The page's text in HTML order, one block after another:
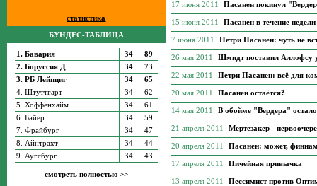
статистика
БУНДЕС-ТАБЛИЦА
1. Бавария 34
89
2. Боруссия Д
34
73
3. РБ Лейпциг
34
65
4. Штуттгарт
34
62
5. Хоффенхайм
34
61
6. Байер
34
59
7. Фрайбург
34
47
8. Айнтрахт
34
44
9. Аугсбург
34 43
смотреть полностью >>
17 июня 2011 Пасанен покинул
15 июня 2011 Пасанен в течение
7 июня 2011 Петри Пасанен: чуть не
26 мая 2011 Шмидт поставил Аллофсу
22 мая 2011 Петри Пасанен: всё для
20 мая 2011 Пасанен остаётся?
14 мая 2011 В обойме "Вердера"
21 апреля 2011 Мертезакер -
20 апреля 2011 Пасанен: может, финнам
17 апреля 2011 Ничейная привычка
13 апреля 2011 Пессимист против